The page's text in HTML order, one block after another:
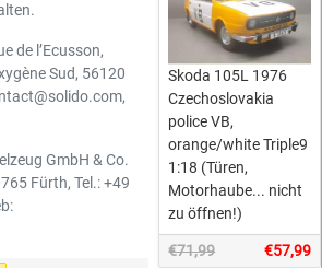
de l’Ecusson,
Sud, 56120
GmbH & Co.
Fürth, Tel.: +49
Skoda 105L 1976
Czechoslovakia
police VB,
orange/white Triple9
1:18 (Türen,
Motorhaube... nicht
zu öffnen!)
€71,99 €57,99